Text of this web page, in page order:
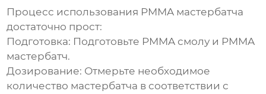
Процесс использования PMMA мастербатча
достаточно прост:
Подготовка: Подготовьте PMMA смолу и PMMA
мастербатч.
Дозирование: Отмерьте необходимое
количество мастербатча в соответствии с